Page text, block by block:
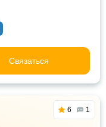
Связаться
6 1